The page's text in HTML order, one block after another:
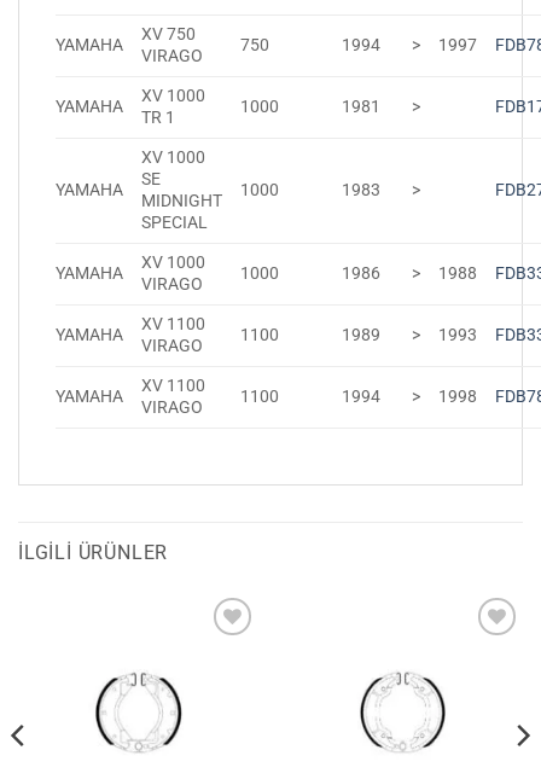
YAMAHA
XV 750
VIRAGO
750 1994 > 1997
YAMAHA
XV 1000
TR 1
1000 1981 >
YAMAHA
XV 1000
SE
MIDNIGHT
SPECIAL
1000 1983 >
YAMAHA
XV 1000
VIRAGO
1000 1986 > 1988
YAMAHA
XV 1100
VIRAGO
1100 1989 > 1993
YAMAHA
XV 1100
VIRAGO
1100 1994 > 1998
İLGILI ÜRÜNLER